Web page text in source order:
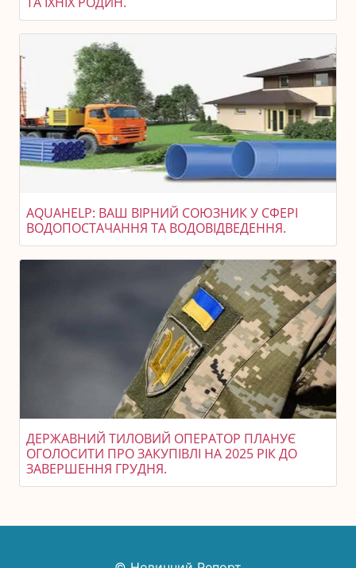
AQUAHELP: ВАШ ВІРНИЙ СОЮЗНИК У СФЕРІ
ВОДОПОСТАЧАННЯ ТА ВОДОВІДВЕДЕННЯ.
ДЕРЖАВНИЙ ТИЛОВИЙ ОПЕРАТОР ПЛАНУЄ
ОГОЛОСИТИ ПРО ЗАКУПІВЛІ НА 2025 РІК ДО
ЗАВЕРШЕННЯ ГРУДНЯ.